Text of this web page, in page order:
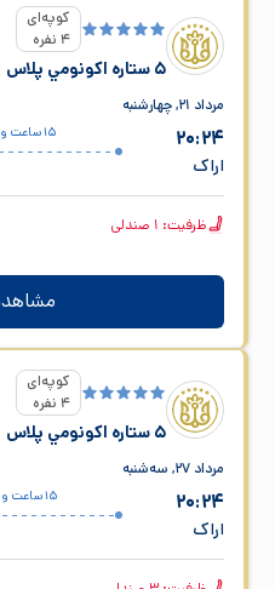
کوپه‌ای
4 نفره
5 ستاره اکونومي پلاس
مرداد ۲۱, چهارشنبه
20:24
اراک
15 ساعت و 36 دقیقه
ظرفیت: 1 صندلی
کوپه‌ای
4 نفره
5 ستاره اکونومي پلاس
مرداد ۲۷, سه‌شنبه
20:24
اراک
15 ساعت و 36 دقیقه